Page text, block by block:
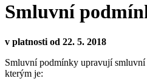
Smluvní
v platnosti od 22. 5. 2018
Smluvní podmínky upravují smluvní
kterým je: